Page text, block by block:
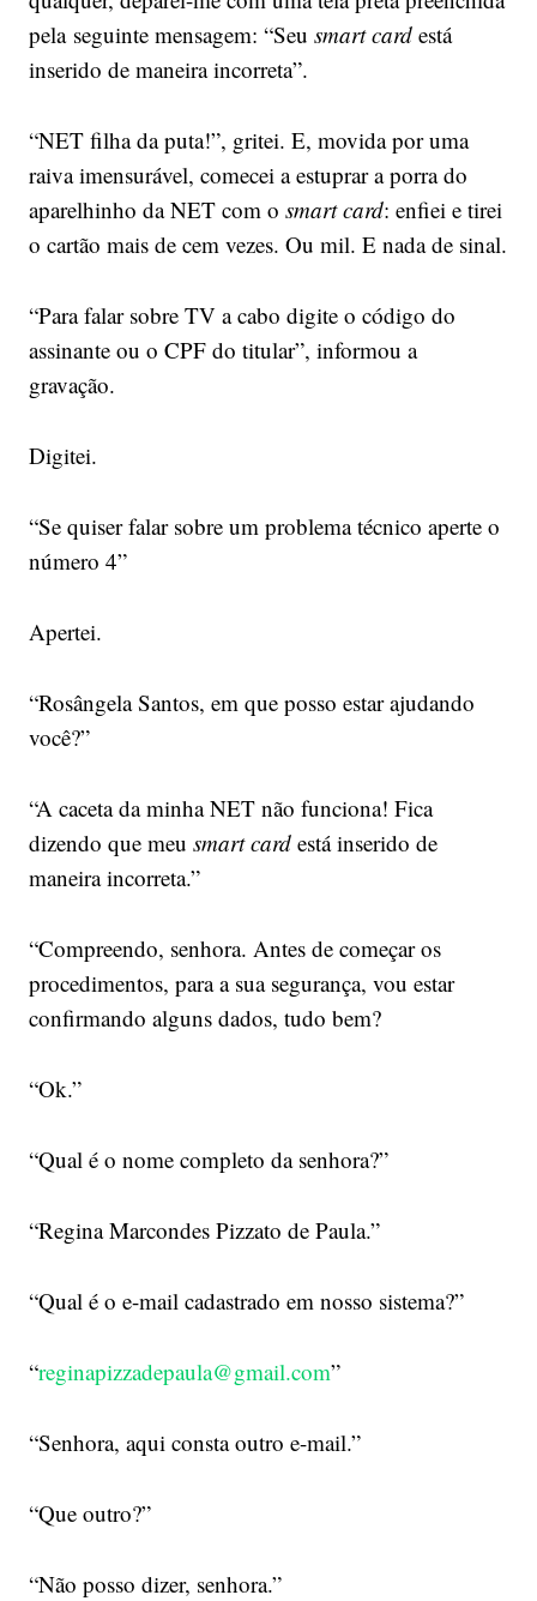
pela seguinte mensagem: “Seu smart cardestá
inserido de maneira incorreta”.
“NET filha da puta!”, gritei. E, movida por uma
raiva imensurável, comecei a estuprar a porra do
aparelhinho da NET com o smart card: enfiei e tirei
o cartão mais de cem vezes. Ou mil. E nada de sinal.
“Para falar sobre TV a cabo digite o código do
assinante ou o CPF do titular”, informou a
gravação.
Digitei.
“Se quiser falar sobre um problema técnico aperte o
número 4”
Apertei.
“Rosângela Santos, em que posso estar ajudando
você?”
“A caceta da minha NET não funciona! Fica
dizendo que meu smart cardestá inserido de
maneira incorreta.”
“Compreendo, senhora. Antes de começar os
procedimentos, para a sua segurança, vou estar
confirmando alguns dados, tudo bem?
“Ok.”
“Qual é o nome completo da senhora?”
“Regina Marcondes Pizzato de Paula.”
“Qual é o e-mail cadastrado em nosso sistema?”
“reginapizzadepaula@gmail.com”
“Senhora, aqui consta outro e-mail.”
“Que outro?”
“Não posso dizer, senhora.”